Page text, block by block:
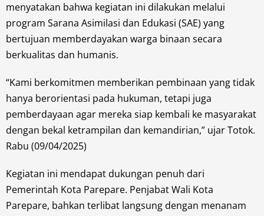
menyatakan bahwa kegiatan ini dilakukan melalui
program Sarana Asimilasi dan Edukasi (SAE) yang
bertujuan memberdayakan warga binaan secara
berkualitas dan humanis.
“Kami berkomitmen memberikan pembinaan yang tidak
hanya berorientasi pada hukuman, tetapi juga
pemberdayaan agar mereka siap kembali ke masyarakat
dengan bekal ketrampilan dan kemandirian,” ujar Totok.
Rabu (09/04/2025)
Kegiatan ini mendapat dukungan penuh dari
Pemerintah Kota Parepare. Penjabat Wali Kota
Parepare, bahkan terlibat langsung dengan menanam